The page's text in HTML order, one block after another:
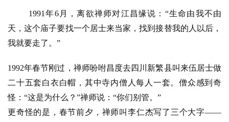
1991年6月，离欲禅师对江昌缘说：“生命由我不由
天，这个庙子要找一个居士来当家，找到接替我的人以后，
我就要走了。”
1992年春节刚过，禅师吩咐昌度去四川新繁县叫来伍居士做
二十五套白衣白帽，其中寺内僧人每人一套。僧众感到奇
怪：“这是为什么？”禅师说：“你们别管。”
更奇怪的是，春节前夕，禅师叫李仁杰写了三个大字——